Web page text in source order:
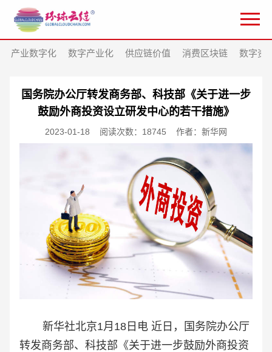
产业数字化 数字产业化 供应链价值 消费区块链 数字资
国务院办公厅转发商务部、科技部《关于进一步
鼓励外商投资设立研发中心的若干措施》
2023-01-18 阅读次数：18745 作者：新华网
新华社北京1月18日电 近日，国务院办公厅
转发商务部、科技部《关于进一步鼓励外商投资